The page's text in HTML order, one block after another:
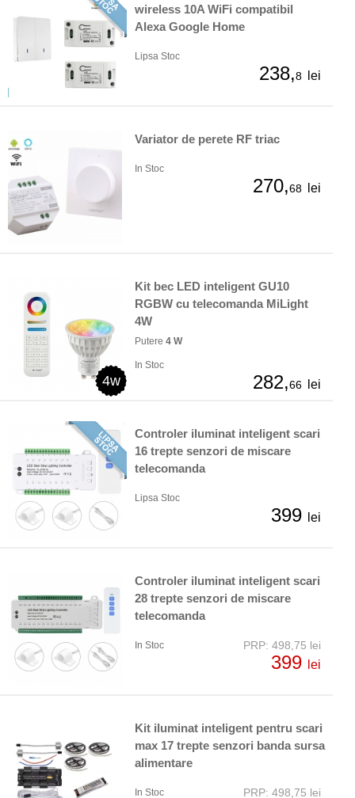
wireless 10A WiFi compatibil
Alexa Google Home
Lipsa Stoc
238,8 lei
Variator de perete RF triac
In Stoc
270,68 lei
4w
Kit bec LED inteligent GU10
RGBW cu telecomanda MiLight
4W
Putere 4 W
In Stoc
282,66 lei
Controler iluminat inteligent scari
16 trepte senzori de miscare
telecomanda
Lipsa Stoc
399 lei
Controler iluminat inteligent scari
28 trepte senzori de miscare
telecomanda
In Stoc PRP: 498,75 lei
399 lei
Kit iluminat inteligent pentru scari
max 17 trepte senzori banda sursa
alimentare
In Stoc PRP: 498,75 lei